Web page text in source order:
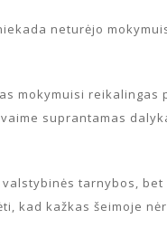
neturėjo
mokymuisi reikalingas
suprantamas
tarnybos,
kad kažkas šeimoje